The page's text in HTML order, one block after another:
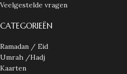
Veelgestelde vragen
CATEGORIEËN
Ramadan / Eid
Umrah /Hadj
Kaarten